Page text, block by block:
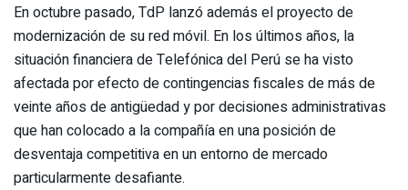
En octubre pasado, TdP lanzó además el proyecto de
modernización de su red móvil. En los últimos años, la
situación financiera de Telefónica del Perú se ha visto
afectada por efecto de contingencias fiscales de más de
veinte años de antigüedad y por decisiones administrativas
que han colocado a la compañía en una posición de
desventaja competitiva en un entorno de mercado
particularmente desafiante.